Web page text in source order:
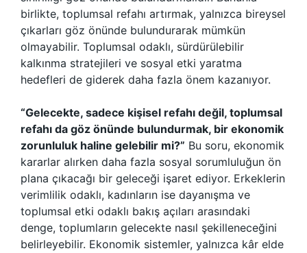
birlikte, toplumsal refahı artırmak, yalnızca bireysel
çıkarları göz önünde bulundurarak mümkün
olmayabilir. Toplumsal odaklı, sürdürülebilir
kalkınma stratejileri ve sosyal etki yaratma
hedefleri de giderek daha fazla önem kazanıyor.
“Gelecekte, sadece kişisel refahı değil, toplumsal
refahı da göz önünde bulundurmak, bir ekonomik
zorunluluk haline gelebilir mi?” Bu soru, ekonomik
kararlar alırken daha fazla sosyal sorumluluğun ön
plana çıkacağı bir geleceği işaret ediyor. Erkeklerin
verimlilik odaklı, kadınların ise dayanışma ve
toplumsal etki odaklı bakış açıları arasındaki
denge, toplumların gelecekte nasıl şekilleneceğini
belirleyebilir. Ekonomik sistemler, yalnızca kâr elde